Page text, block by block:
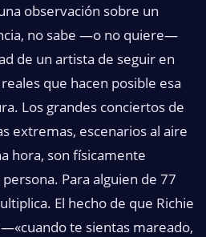
observación sobre un
no sabe —o no quiere—
de un artista de seguir en
que hacen posible esa
Los grandes conciertos de
extremas, escenarios al aire
hora, son físicamente
Para alguien de 77
El hecho de que Richie
te sientas mareado,